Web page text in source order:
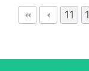
11